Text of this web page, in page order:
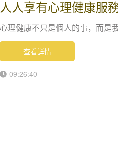
人人享有心理健康服
心理健康不只是個人的事，而是
查看詳情
09:26:40